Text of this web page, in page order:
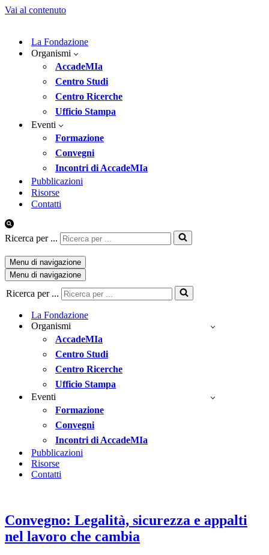
Vai al contenuto
La Fondazione
Organismi
AccadeMIa
Centro Studi
Centro Ricerche
Ufficio Stampa
Eventi
Formazione
Convegni
Incontri di AccadeMIa
Pubblicazioni
Risorse
Contatti
Ricerca per ...
Menu di navigazione
Menu di navigazione
Ricerca per ...
La Fondazione
Organismi
AccadeMIa
Centro Studi
Centro Ricerche
Ufficio Stampa
Eventi
Formazione
Convegni
Incontri di AccadeMIa
Pubblicazioni
Risorse
Contatti
Convegno: Legalità, sicurezza e appalti
nel lavoro che cambia